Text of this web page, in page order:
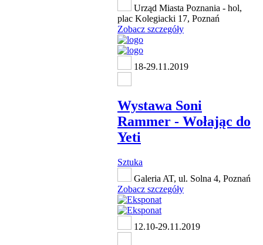
Urząd Miasta Poznania - hol,
plac Kolegiacki 17, Poznań
Zobacz szczegóły
18-29.11.2019
Wystawa Soni
Rammer - Wołając do
Yeti
Sztuka
Galeria AT, ul. Solna 4, Poznań
Zobacz szczegóły
12.10-29.11.2019